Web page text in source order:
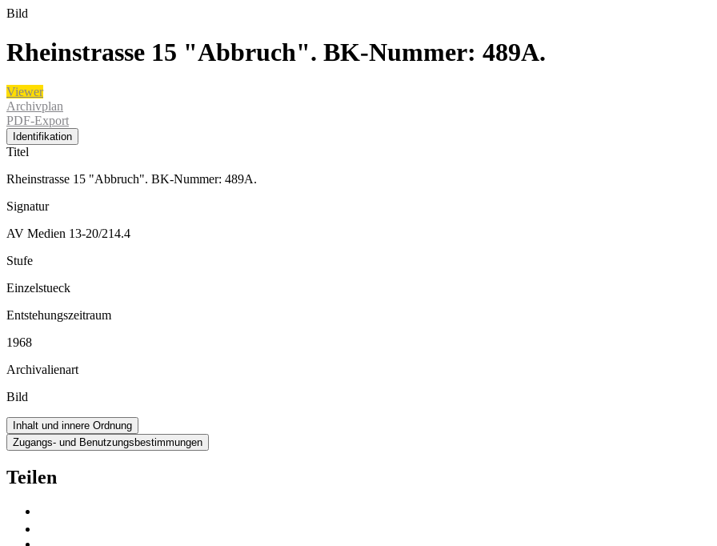
Bild
Rheinstrasse 15 "Abbruch". BK-Nummer: 489A.
Viewer
Archivplan
PDF-Export
Identifikation
Titel
Rheinstrasse 15 "Abbruch". BK-Nummer: 489A.
Signatur
AV Medien 13-20/214.4
Stufe
Einzelstueck
Entstehungszeitraum
1968
Archivalienart
Bild
Inhalt und innere Ordnung
Zugangs- und Benutzungsbestimmungen
Teilen